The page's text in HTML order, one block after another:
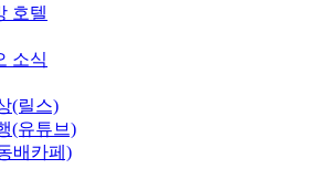
호텔
소식
(릴스)
(유튜브)
배카페)